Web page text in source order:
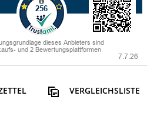
VERGLEICHSLISTE